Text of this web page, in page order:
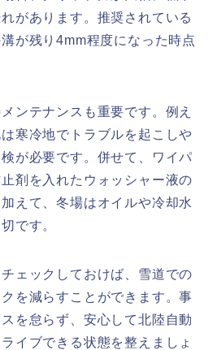
があります。推奨されている
が残り4mm程度になった時点
ンテナンスも重要です。例え
寒冷地でトラブルを起こしや
が必要です。併せて、ワイパ
剤を入れたウォッシャー液の
えて、冬場はオイルや冷却水
です。
ェックしておけば、雪道での
を減らすことができます。事
を怠らず、安心して北陸自動
イブできる状態を整えましょ